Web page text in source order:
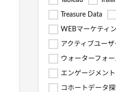
Treasure Data
WEBマーケティ
アクティブユーザ
ウォーターフォ
エンゲージメント
コホートデータ